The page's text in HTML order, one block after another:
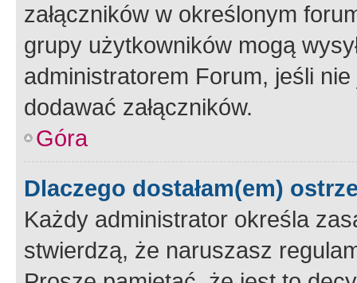
załączników w określonym
grupy użytkowników mogą
administratorem Forum, jeśli
dodawać załączników.
Góra
Dlaczego dostałam(em)
Każdy administrator określa
stwierdzą, że naruszasz